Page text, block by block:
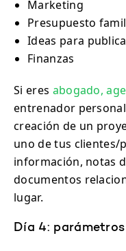
Marketing
Presupuesto
Ideas para
Finanzas
Si eres abogado,
entrenador
creación de un
uno de tus clientes/
información, notas
documentos
lugar.
Día 4: